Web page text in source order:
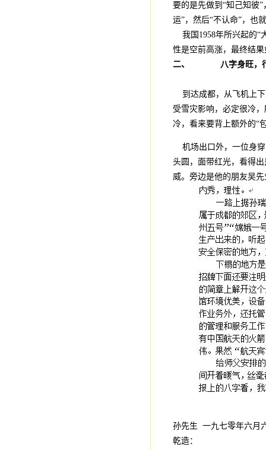
要的是先做到“知己知彼
运”，然后“不认命”，也
我国1958年所兴起的“
性是空前高涨，最终结
二、 八字身旺，
到达成都，从飞机上下
受雪灾影响，必定很冷
冷，看来要背上额外的“
机场出口外，一位身穿
头圆，面带红光，看得
威。旁边是他的朋友吴
孙先生 一九七零年六月
乾造：